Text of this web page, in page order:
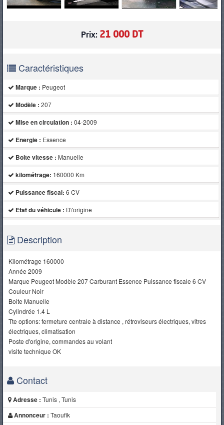
Prix: 21 000 DT
Caractéristiques
Marque : Peugeot
Modèle : 207
Mise en circulation : 04-2009
Energie : Essence
Boite vitesse : Manuelle
kilométrage: 160000 Km
Puissance fiscal: 6 CV
Etat du véhicule : D\'origine
Description
Kilométrage 160000
Année 2009
Marque Peugeot Modèle 207 Carburant Essence Puissance fiscale 6 CV
Couleur Noir
Boite Manuelle
Cylindrée 1.4 L
Tte options: fermeture centrale à distance , rétroviseurs électriques, vitres
électriques, climatisation
Poste d'origine, commandes au volant
visite technique OK
Contact
Adresse : Tunis , Tunis
Annonceur : Taoufik